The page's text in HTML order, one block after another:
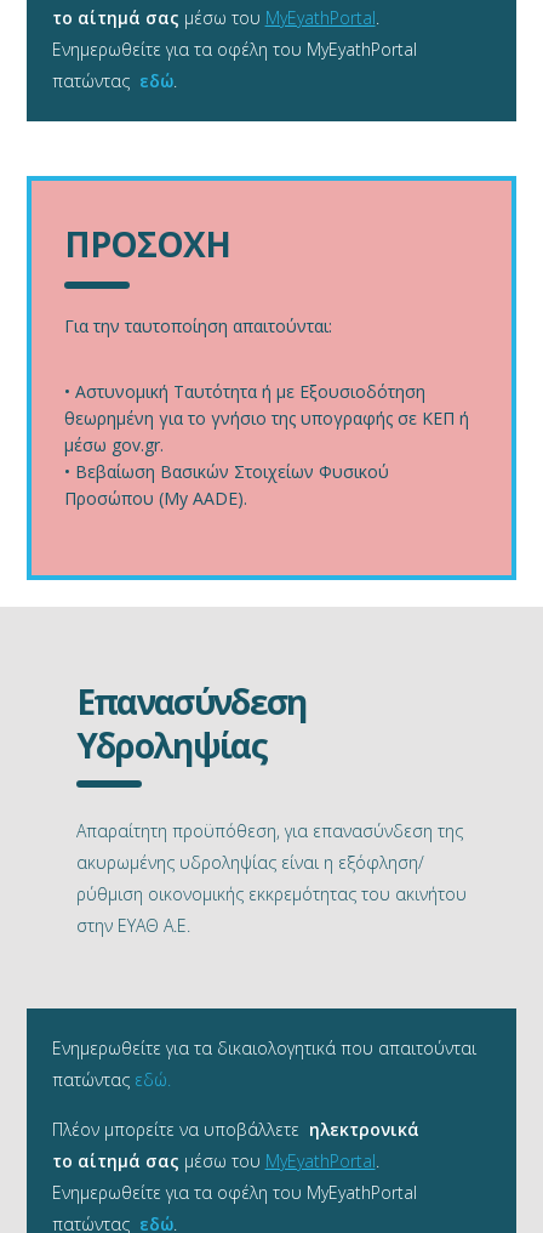
το αίτημά σας μέσω του MyEyathPortal.
Ενημερωθείτε για τα οφέλη του MyEyathPortal
πατώντας εδώ.
ΠΡΟΣΟΧΗ
Για την ταυτοποίηση απαιτούνται:
• Αστυνομική Ταυτότητα ή με Εξουσιοδότηση
θεωρημένη για το γνήσιο της υπογραφής σε ΚΕΠ ή
μέσω gov.gr.
• Βεβαίωση Βασικών Στοιχείων Φυσικού
Προσώπου (My AADE).
Επανασύνδεση
Υδροληψίας
Απαραίτητη προϋπόθεση, για επανασύνδεση της
ακυρωμένης υδροληψίας είναι η εξόφληση/
ρύθμιση οικονομικής εκκρεμότητας του ακινήτου
στην ΕΥΑΘ Α.Ε.
Ενημερωθείτε για τα δικαιολογητικά που απαιτούνται
πατώντας εδώ.
Πλέον μπορείτε να υποβάλλετε ηλεκτρονικά
το αίτημά σας μέσω του MyEyathPortal.
Ενημερωθείτε για τα οφέλη του MyEyathPortal
πατώντας εδώ.